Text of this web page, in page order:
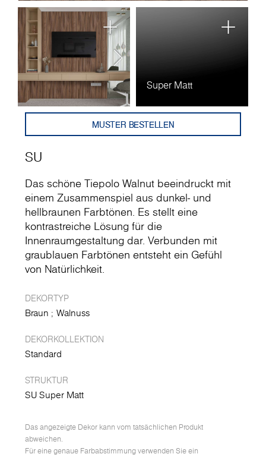
Super Matt
SU
MUSTER BESTELLEN
Das schöne Tiepolo Walnut beeindruckt mit
einem Zusammenspiel aus dunkel- und
hellbraunen Farbtönen. Es stellt eine
kontrastreiche Lösung für die
Innenraumgestaltung dar. Verbunden mit
graublauen Farbtönen entsteht ein Gefühl
von Natürlichkeit.
DEKORTYP
Braun Walnuss
DEKORKOLLEKTION
Standard
STRUKTUR
SU Super Matt
Das angezeigte Dekor kann vom tatsächlichen Produkt
abweichen.
Für eine genaue Farbabstimmung verwenden Sie ein